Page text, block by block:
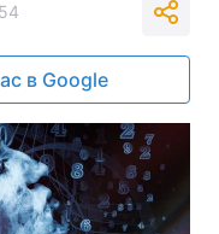
в Google